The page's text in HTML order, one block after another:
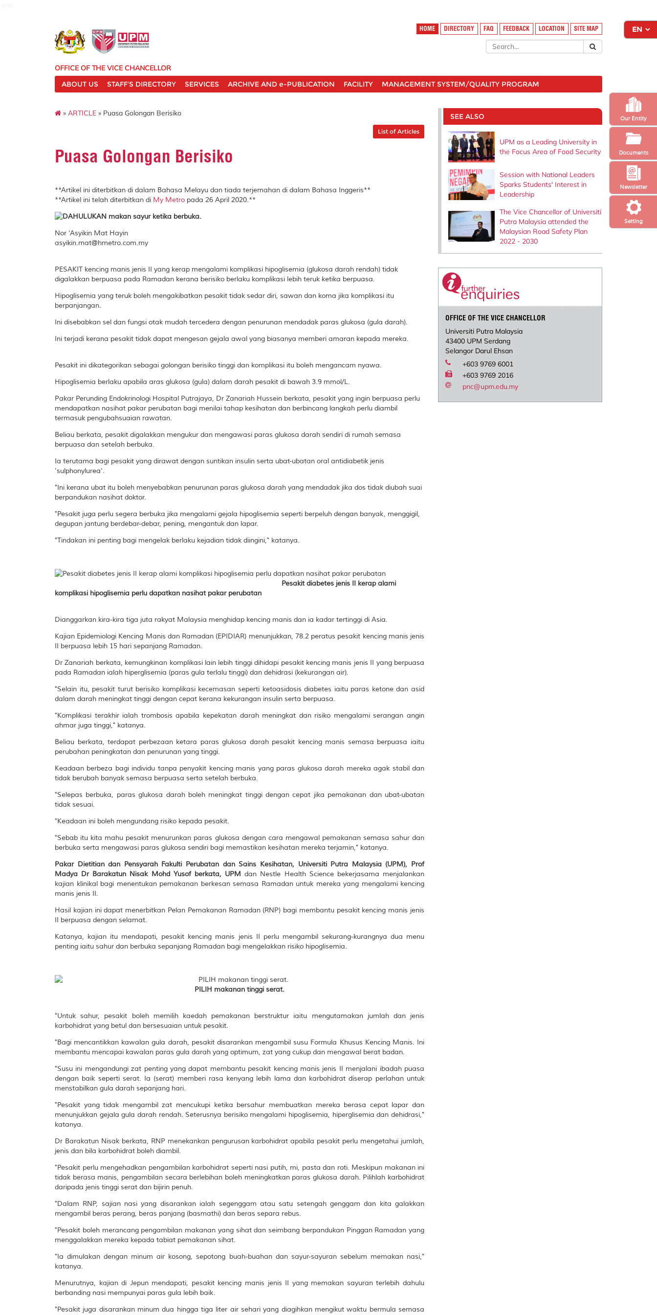
Setting
Newsletter
Our Entity
Documents
HOME DIRECTORY FAQ FEEDBACK LOCATION SITE MAP
OFFICE OF THE VICE CHANCELLOR
ABOUT US
STAFF'S DIRECTORY SERVICES ARCHIVE AND e-PUBLICATION FACILITY MANAGEMENT SYSTEM/QUALITY PROGRAM
» ARTICLE » Puasa Golongan Berisiko
List of Articles
Puasa Golongan Berisiko
**Artikel ini diterbitkan di dalam Bahasa Melayu dan tiada terjemahan di dalam Bahasa Inggeris**
**Artikel ini telah diterbitkan di My Metro pada 26 April 2020.**
Nor ‘Asyikin Mat Hayin
asyikin.mat@hmetro.com.my
PESAKIT kencing manis jenis II yang kerap mengalami komplikasi hipoglisemia (glukosa darah rendah) tidak
digalakkan berpuasa pada Ramadan kerana berisiko berlaku komplikasi lebih teruk ketika berpuasa.
Hipoglisemia yang teruk boleh mengakibatkan pesakit tidak sedar diri, sawan dan koma jika komplikasi itu
berpanjangan.
Ini disebabkan sel dan fungsi otak mudah tercedera dengan penurunan mendadak paras glukosa (gula darah).
Ini terjadi kerana pesakit tidak dapat mengesan gejala awal yang biasanya memberi amaran kepada mereka.
Pesakit ini dikategorikan sebagai golongan berisiko tinggi dan komplikasi itu boleh mengancam nyawa.
Hipoglisemia berlaku apabila aras glukosa (gula) dalam darah pesakit di bawah 3.9 mmol/L.
Pakar Perunding Endokrinologi Hospital Putrajaya, Dr Zanariah Hussein berkata, pesakit yang ingin berpuasa perlu
mendapatkan nasihat pakar perubatan bagi menilai tahap kesihatan dan berbincang langkah perlu diambil
termasuk pengubahsuaian rawatan.
Beliau berkata, pesakit digalakkan mengukur dan mengawasi paras glukosa darah sendiri di rumah semasa
berpuasa dan setelah berbuka.
Ia terutama bagi pesakit yang dirawat dengan suntikan insulin serta ubat-ubatan oral antidiabetik jenis
'sulphonylurea'.
"Ini kerana ubat itu boleh menyebabkan penurunan paras glukosa darah yang mendadak jika dos tidak diubah suai
berpandukan nasihat doktor.
"Pesakit juga perlu segera berbuka jika mengalami gejala hipoglisemia seperti berpeluh dengan banyak, menggigil,
degupan jantung berdebar-debar, pening, mengantuk dan lapar.
"Tindakan ini penting bagi mengelak berlaku kejadian tidak diingini," katanya.
Pesakit diabetes jenis II kerap alami
komplikasi hipoglisemia perlu dapatkan nasihat pakar perubatan
Dianggarkan kira-kira tiga juta rakyat Malaysia menghidap kencing manis dan ia kadar tertinggi di Asia.
Kajian Epidemiologi Kencing Manis dan Ramadan (EPIDIAR) menunjukkan, 78.2 peratus pesakit kencing manis jenis
II berpuasa lebih 15 hari sepanjang Ramadan.
Dr Zanariah berkata, kemungkinan komplikasi lain lebih tinggi dihidapi pesakit kencing manis jenis II yang berpuasa
pada Ramadan ialah hiperglisemia (paras gula terlalu tinggi) dan dehidrasi (kekurangan air).
"Selain itu, pesakit turut berisiko komplikasi kecemasan seperti ketoasidosis diabetes iaitu paras ketone dan asid
dalam darah meningkat tinggi dengan cepat kerana kekurangan insulin serta berpuasa.
"Komplikasi terakhir ialah trombosis apabila kepekatan darah meningkat dan risiko mengalami serangan angin
ahmar juga tinggi," katanya.
Beliau berkata, terdapat perbezaan ketara paras glukosa darah pesakit kencing manis semasa berpuasa iaitu
perubahan peningkatan dan penurunan yang tinggi.
Keadaan berbeza bagi individu tanpa penyakit kencing manis yang paras glukosa darah mereka agak stabil dan
tidak berubah banyak semasa berpuasa serta setelah berbuka.
"Selepas berbuka, paras glukosa darah boleh meningkat tinggi dengan cepat jika pemakanan dan ubat-ubatan
tidak sesuai.
"Keadaan ini boleh mengundang risiko kepada pesakit.
"Sebab itu kita mahu pesakit menurunkan paras glukosa dengan cara mengawal pemakanan semasa sahur dan
berbuka serta mengawasi paras glukosa sendiri bagi memastikan kesihatan mereka terjamin," katanya.
Pakar Dietitian dan Pensyarah Fakulti Perubatan dan Sains Kesihatan, Universiti Putra Malaysia (UPM), Prof
Madya Dr Barakatun Nisak Mohd Yusof berkata, UPM dan Nestle Health Science bekerjasama menjalankan
kajian klinikal bagi menentukan pemakanan berkesan semasa Ramadan untuk mereka yang mengalami kencing
manis jenis II.
Hasil kajian ini dapat menerbitkan Pelan Pemakanan Ramadan (RNP) bagi membantu pesakit kencing manis jenis
II berpuasa dengan selamat.
Katanya, kajian itu mendapati, pesakit kencing manis jenis II perlu mengambil sekurang-kurangnya dua menu
penting iaitu sahur dan berbuka sepanjang Ramadan bagi mengelakkan risiko hipoglisemia.
PILIH makanan tinggi serat.
"Untuk sahur, pesakit boleh memilih kaedah pemakanan berstruktur iaitu mengutamakan jumlah dan jenis
karbohidrat yang betul dan bersesuaian untuk pesakit.
"Bagi mencantikkan kawalan gula darah, pesakit disarankan mengambil susu Formula Khusus Kencing Manis. Ini
membantu mencapai kawalan paras gula darah yang optimum, zat yang cukup dan mengawal berat badan.
"Susu ini mengandungi zat penting yang dapat membantu pesakit kencing manis jenis II menjalani ibadah puasa
dengan baik seperti serat. Ia (serat) memberi rasa kenyang lebih lama dan karbohidrat diserap perlahan untuk
menstabilkan gula darah sepanjang hari.
"Pesakit yang tidak mengambil zat mencukupi ketika bersahur membuatkan mereka berasa cepat lapar dan
menunjukkan gejala gula darah rendah. Seterusnya berisiko mengalami hipoglisemia, hiperglisemia dan dehidrasi,"
katanya.
Dr Barakatun Nisak berkata, RNP menekankan pengurusan karbohidrat apabila pesakit perlu mengetahui jumlah,
jenis dan bila karbohidrat boleh diambil.
"Pesakit perlu mengehadkan pengambilan karbohidrat seperti nasi putih, mi, pasta dan roti. Meskipun makanan ini
tidak berasa manis, pengambilan secara berlebihan boleh meningkatkan paras glukosa darah. Pilihlah karbohidrat
daripada jenis tinggi serat dan bijirin penuh.
"Dalam RNP, sajian nasi yang disarankan ialah segenggam atau satu setengah genggam dan kita galakkan
mengambil beras perang, beras panjang (basmathi) dan beras separa rebus.
"Pesakit boleh merancang pengambilan makanan yang sihat dan seimbang berpandukan Pinggan Ramadan yang
menggalakkan mereka kepada tabiat pemakanan sihat.
"Ia dimulakan dengan minum air kosong, sepotong buah-buahan dan sayur-sayuran sebelum memakan nasi,"
katanya.
Menurutnya, kajian di Jepun mendapati, pesakit kencing manis jenis II yang memakan sayuran terlebih dahulu
berbanding nasi mempunyai paras gula lebih baik.
"Pesakit juga disarankan minum dua hingga tiga liter air sehari yang diagihkan mengikut waktu bermula semasa
SEE ALSO
UPM as a Leading University in
the Focus Area of ​​Food Security
Session with National Leaders
Sparks Students' Interest in
Leadership
The Vice Chancellor of Universiti
Putra Malaysia attended the
Malaysian Road Safety Plan
2022 - 2030
OFFICE OF THE VICE CHANCELLOR
Universiti Putra Malaysia
43400 UPM Serdang
Selangor Darul Ehsan
+603 9769 6001
+603 9769 2016
pnc@upm.edu.my